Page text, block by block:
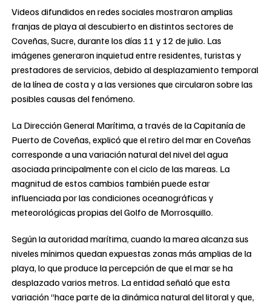
Videos difundidos en redes sociales mostraron amplias
franjas de playa al descubierto en distintos sectores de
Coveñas, Sucre, durante los días 11 y 12 de julio. Las
imágenes generaron inquietud entre residentes, turistas y
prestadores de servicios, debido al desplazamiento temporal
de la línea de costa y a las versiones que circularon sobre las
posibles causas del fenómeno.
La Dirección General Marítima, a través de la Capitanía de
Puerto de Coveñas, explicó que el retiro del mar en Coveñas
corresponde a una variación natural del nivel del agua
asociada principalmente con el ciclo de las mareas. La
magnitud de estos cambios también puede estar
influenciada por las condiciones oceanográficas y
meteorológicas propias del Golfo de Morrosquillo.
Según la autoridad marítima, cuando la marea alcanza sus
niveles mínimos quedan expuestas zonas más amplias de la
playa, lo que produce la percepción de que el mar se ha
desplazado varios metros. La entidad señaló que esta
variación “hace parte de la dinámica natural del litoral y que,